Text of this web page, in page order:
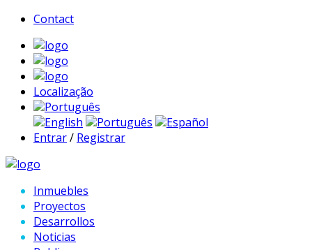
Contact
Localização
Português
English
Português
Español
Entrar/ Registrar
Inmuebles
Proyectos
Desarrollos
Noticias